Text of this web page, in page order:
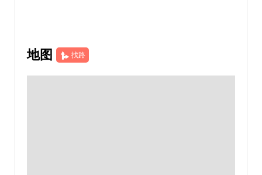
地图 找路